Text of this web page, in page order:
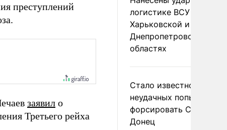
преступлений
заявил о
Третьего рейха
логистике ВСУ в
Харьковской и
Днепропетровской
областях
Стало известно о
неудачных попытках
форсировать
Донец